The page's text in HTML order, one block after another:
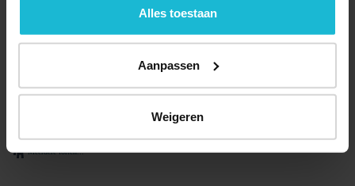
de knoppen accepteren, beheren of weigeren.
Alles toestaan
Aanpassen
Weigeren
Waterliniepad etappe 01
Meerdere forten...